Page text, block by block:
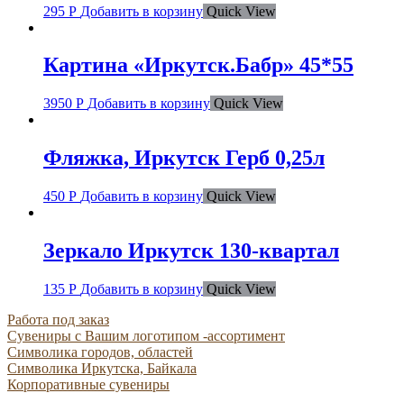
295 Р Добавить в корзину Quick View
Картина «Иркутск.Бабр» 45*55
3950 Р Добавить в корзину Quick View
Фляжка, Иркутск Герб 0,25л
450 Р Добавить в корзину Quick View
Зеркало Иркутск 130-квартал
135 Р Добавить в корзину Quick View
Работа под заказ
Сувениры с Вашим логотипом -ассортимент
Символика городов, областей
Символика Иркутска, Байкала
Корпоративные сувениры